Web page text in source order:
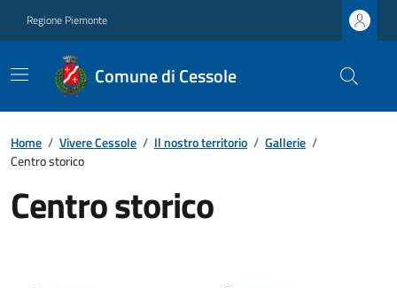
Regione Piemonte
Comune di Cessole
Home / Vivere Cessole / Il nostro territorio / Gallerie /
Centro storico
Centro storico